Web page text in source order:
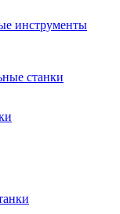
инструменты
станки